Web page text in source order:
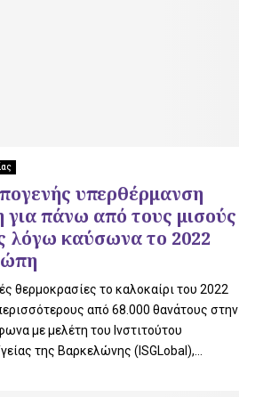
υπερθέρμανση
για πάνω από τους μισούς
λόγω καύσωνα το 2022
θερμοκρασίες το καλοκαίρι του 2022
από 68.000 θανάτους στην
με μελέτη του Ινστιτούτου
της Βαρκελώνης (ISGLobal),...